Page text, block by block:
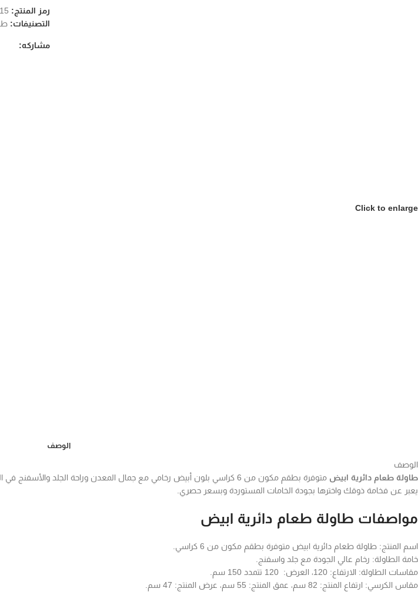
Click to enlarge
رمز المنتج:
التصنيفات:
مشاركه:
الوصف
الوصف
طاولة طعام دائرية ابيض
متوفرة بطقم مكون من 6 كراسي بلون أبيض رخامي مع جمال المعدن وراحة الجلد
يعبر عن فخامة ذوقك واخترها بجودة الخامات المستوردة وبسعر حصري.
مواصفات طاولة طعام دائرية ابيض
اسم المنتج: طاولة طعام دائرية ابيض متوفرة بطقم مكون من 6 كراسي.
خامة الطاولة: رخام عالي الجودة مع جلد واسفنج.
مقاسات الطاولة: الارتفاع: 120، العرض: 120 تتمدد 150 سم.
مقاس الكرسي: ارتفاع المنتج: 82 سم، عمق المنتج: 55 سم، عرض المنتج: 47 سم.